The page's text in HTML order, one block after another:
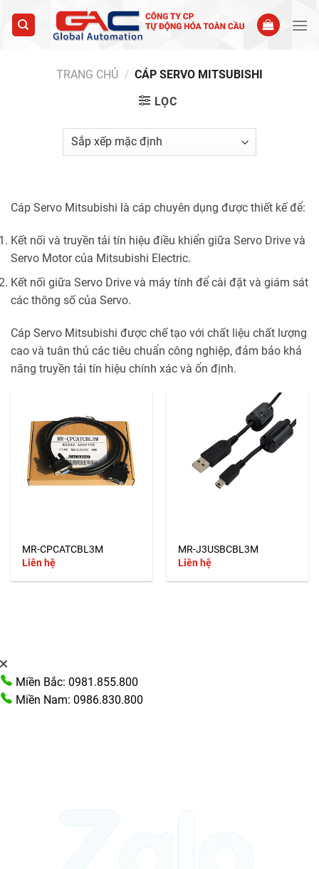
TRANG CHỦ / CÁP SERVO MITSUBISHI
LỌC
Cáp Servo Mitsubishi là cáp chuyên dụng được thiết kế để:
Kết nối và truyền tải tín hiệu điều khiển giữa Servo Drive và
Servo Motor của Mitsubishi Electric.
Kết nối giữa Servo Drive và máy tính để cài đặt và giám sát
các thông số của Servo.
Cáp Servo Mitsubishi được chế tạo với chất liệu chất lượng
cao và tuân thủ các tiêu chuẩn công nghiệp, đảm bảo khả
năng truyền tải tín hiệu chính xác và ổn định.
MR-CPCATCBL3M
Liên hệ
MR-J3USBCBL3M
Liên hệ
Miền Bắc: 0981.855.800
Miền Nam: 0986.830.800